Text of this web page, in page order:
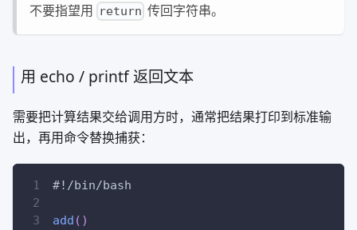
不要指望用 return 传回字符串。
用 echo / printf 返回文本
需要把计算结果交给调用方时，通常把结果打印到标准输
出，再用命令替换捕获：
#!/bin/bash
add ( )